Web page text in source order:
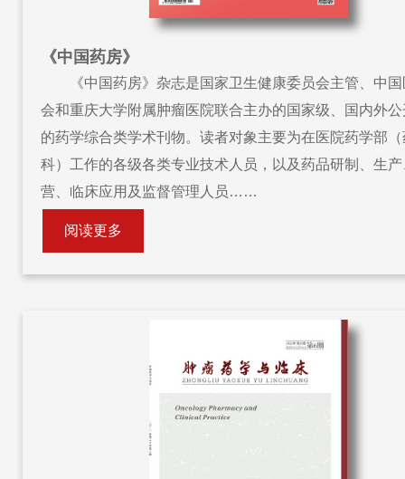
《中国药房》
《中国药房》杂志是国家卫生健康委员会主管、中
会和重庆大学附属肿瘤医院联合主办的国家级、国内外
的药学综合类学术刊物。读者对象主要为在医院药学部
科）工作的各级各类专业技术人员，以及药品研制、生
营、临床应用及监督管理人员……
阅读更多